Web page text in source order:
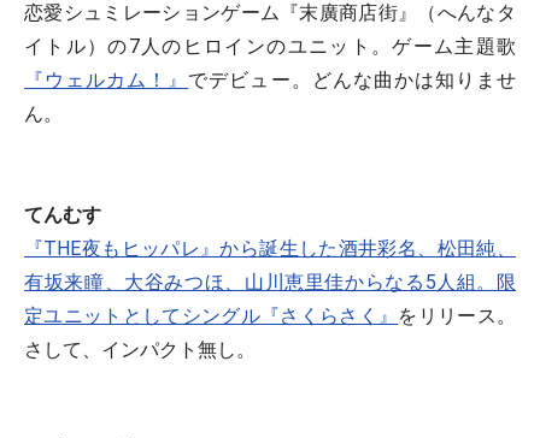
恋愛シュミレーションゲーム『末廣商店街』（へんなタ
イトル）の7人のヒロインのユニット。ゲーム主題歌
『ウェルカム！』 でデビュー。どんな曲かは知りませ
ん。
てんむす
『THE夜もヒッパレ』から誕生した酒井彩名、松田純、
有坂来瞳、大谷みつほ、山川恵里佳からなる5人組。限
定ユニットとしてシングル 『さくらさく』 をリリース。
さして、インパクト無し。